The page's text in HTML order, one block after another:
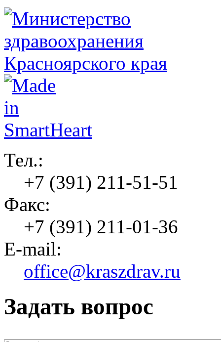
Тел.:
+7 (391) 211-51-51
Факс:
+7 (391) 211-01-36
E-mail:
office@kraszdrav.ru
Задать вопрос